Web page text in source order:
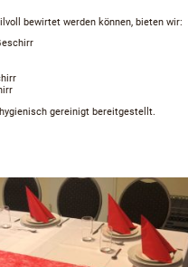
bewirtet werden können, bieten wir:
gereinigt bereitgestellt.